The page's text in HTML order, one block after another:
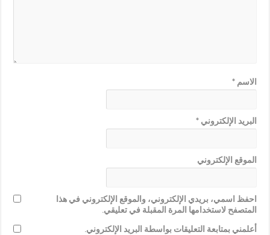
الاسم*
البريد الإلكتروني*
الموقع الإلكتروني
احفظ اسمي، بريدي الإلكتروني، والموقع الإلكتروني في هذا
المتصفح لاستخدامها المرة المقبلة في تعليقي.
أعلمني بمتابعة التعليقات بواسطة البريد الإلكتروني.